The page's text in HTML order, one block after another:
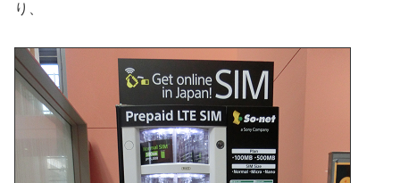
り、